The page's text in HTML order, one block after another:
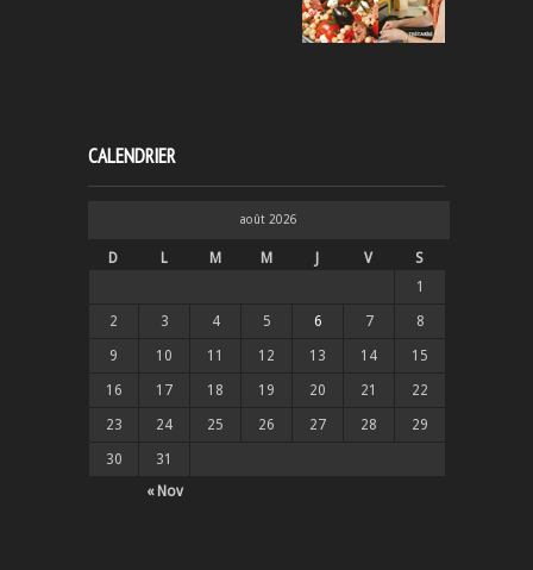
CALENDRIER
août 2026
D L M M J V S
« Nov
1
2 3 4 5 6 7 8
9 10 11 12 13 14 15
16 17 18 19 20 21 22
23 24 25 26 27 28 29
30 31